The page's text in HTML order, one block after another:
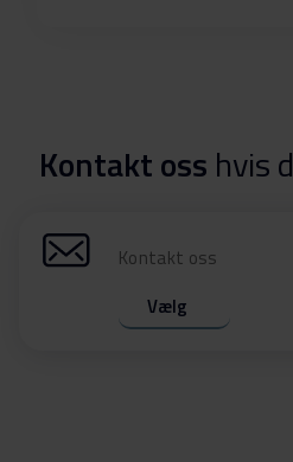
Kontakt oss hvis
Kontakt oss
Vælg